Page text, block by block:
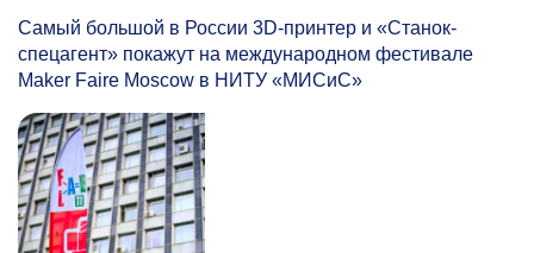
Самый большой в России 3D-принтер и «Станок-
спецагент» покажут на международном фестивале
Maker Faire Moscow в НИТУ «МИСиС»